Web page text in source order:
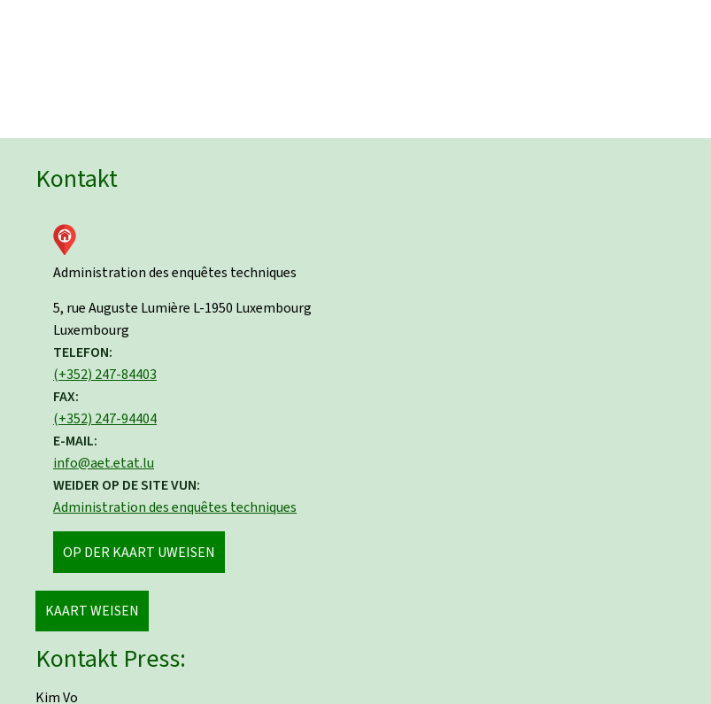
Kontakt
Administration des enquêtes techniques
ADRESS:
5, rue Auguste Lumière L-1950 Luxembourg
Luxembourg
TELEFON:
(+352) 247-84403
FAX:
(+352) 247-94404
E-MAIL:
info@aet.etat.lu
WEIDER OP DE SITE VUN:
Administration des enquêtes techniques
OP DER KAART UWEISEN
KAART WEISEN
Kontakt Press:
Kim Vo